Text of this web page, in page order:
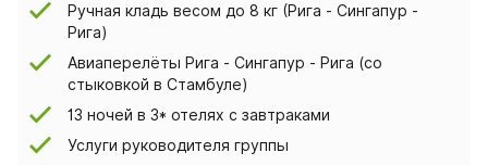
Ручная кладь весом до 8 кг (Рига - Сингапур -
Рига)
Авиаперелёты Рига - Сингапур - Рига (со
стыковкой в Стамбуле)
13 ночей в 3* отелях с завтраками
Услуги руководителя группы